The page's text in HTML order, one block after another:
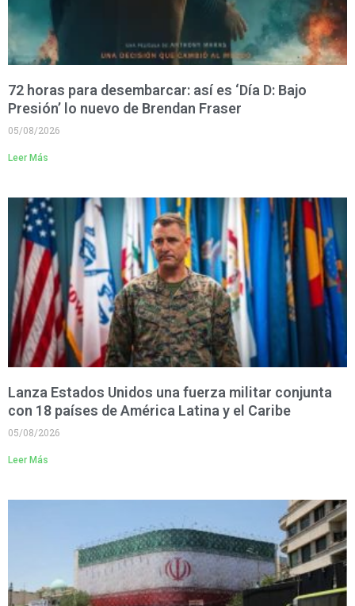
72 horas para desembarcar: así es ‘Día D: Bajo
Presión’ lo nuevo de Brendan Fraser
05/08/2026
Leer Más
Lanza Estados Unidos una fuerza militar conjunta
con 18 países de América Latina y el Caribe
05/08/2026
Leer Más